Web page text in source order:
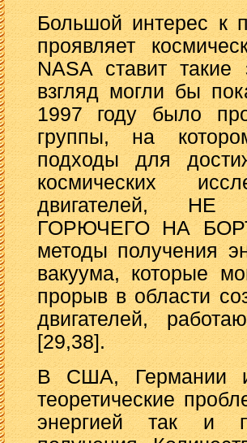
Большой интерес к
проявляет
NASA ставит
взгляд могли бы
1997 году было
группы, на
подходы для
космических
двигателей,
ГОРЮЧЕГО НА
методы получения
вакуума, которые
прорыв в области
двигателей,
[29,38].
В США, Германии и
теоретические
энергией так и